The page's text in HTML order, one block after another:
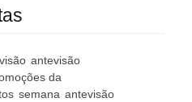
antevisão
da
semana antevisão